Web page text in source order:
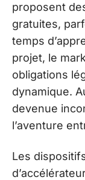
proposent
gratuites,
temps
projet, le
obligations
dynamique.
devenue
l’aventure
Les